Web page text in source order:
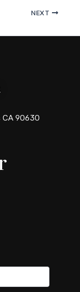
NEXT
CA 90630